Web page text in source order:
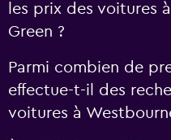
les prix des voitures
Green ?
Parmi combien de
effectue-t-il des
voitures à